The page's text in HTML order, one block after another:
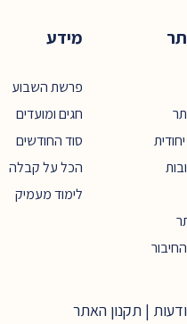
מידע
פרשת השבוע
חגים ומועדים
סוד החודשים
הכל על קבלה
לימוד מעמיק
| תקנון האתר